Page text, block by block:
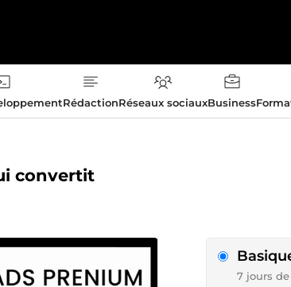
RédactionRéseaux sociauxBusiness
convertit
7 jours